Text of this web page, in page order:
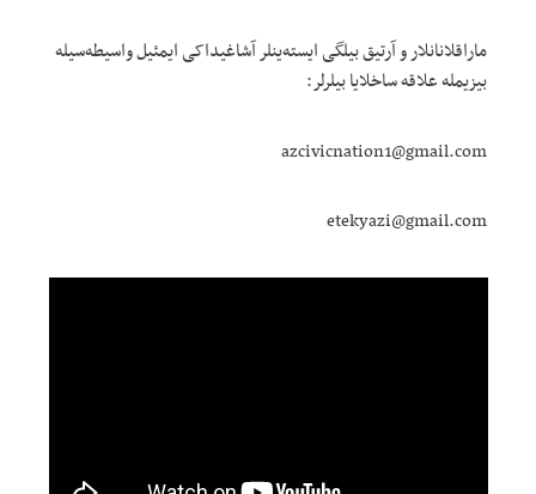
ماراقلانانلار و آرتیق بیلگی ایسته‌ینلر آشاغیداکی ایمئیل واسیطه‌سیله
بیزیمله علاقه ساخلایا بیلرلر:
azcivicnation1@gmail.com
etekyazi@gmail.com